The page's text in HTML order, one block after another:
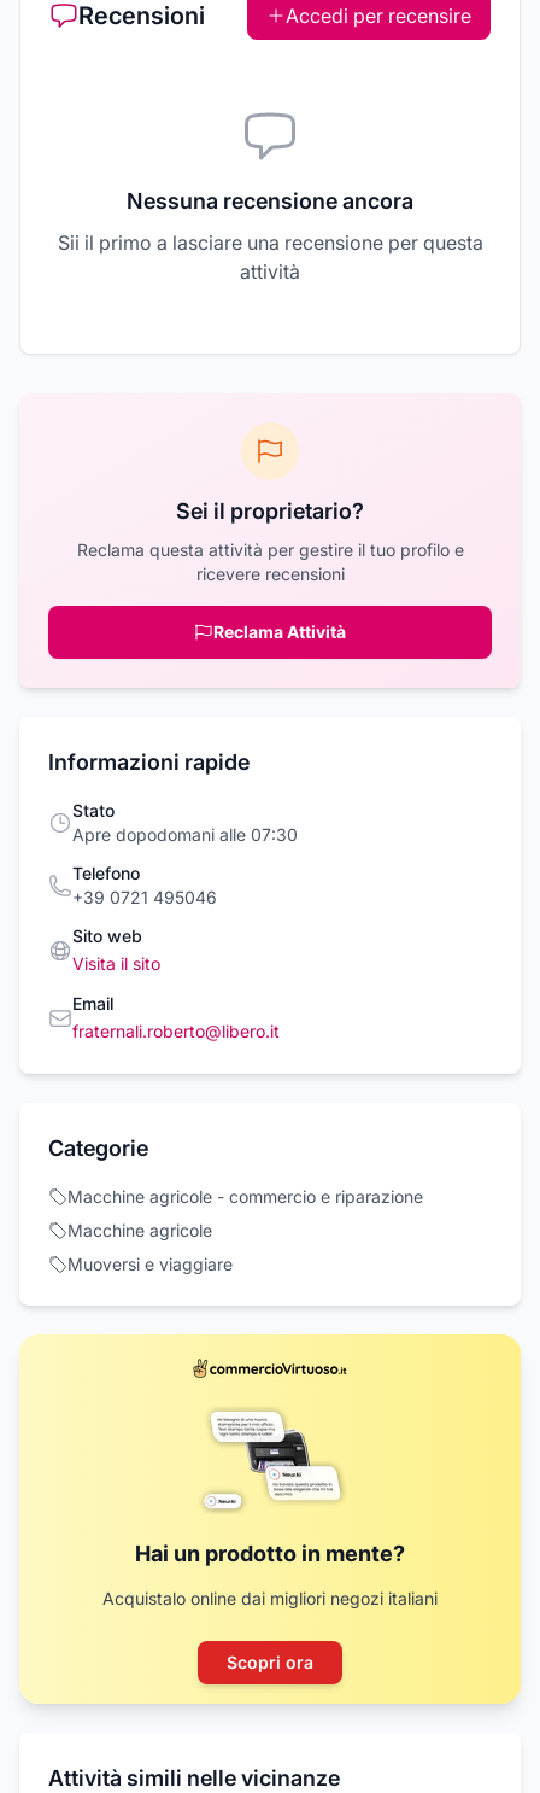
Recensioni Accedi per recensire
Nessuna recensione ancora
Sii il primo a lasciare una recensione per questa
attività
Sei il proprietario?
Reclama questa attività per gestire il tuo profilo e
ricevere recensioni
Reclama Attività
Informazioni rapide
Stato
Apre dopodomani alle 07:30
Telefono
+39 0721 495046
Sito web
Visita il sito
Email
fraternali.roberto@libero.it
Categorie
Macchine agricole - commercio e riparazione
Macchine agricole
Muoversi e viaggiare
Hai un prodotto in mente?
Acquistalo online dai migliori negozi italiani
Scopri ora
Attività simili nelle vicinanze